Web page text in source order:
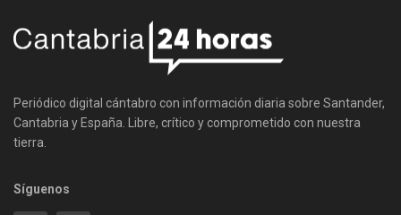
Periódico digital cántabro con información diaria sobre Santander,
Cantabria y España. Libre, crítico y comprometido con nuestra
tierra.
Síguenos